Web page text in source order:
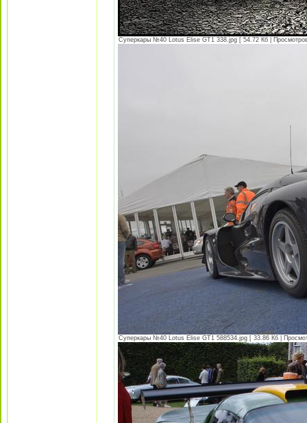
Суперкары №40 Lotus Еlise GT1 338.jpg [ 54.72 Кб |
Суперкары №40 Lotus Еlise GT1 588534.jpg [ 33.86 Кб |